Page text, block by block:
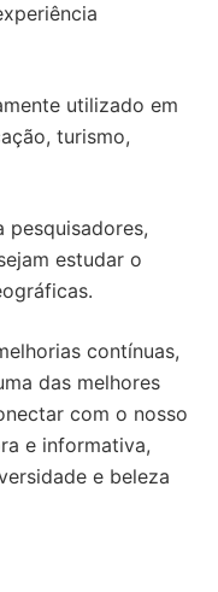
utilizado em
turismo,
pesquisadores,
estudar o
contínuas,
das melhores
com o nosso
e informativa,
e beleza